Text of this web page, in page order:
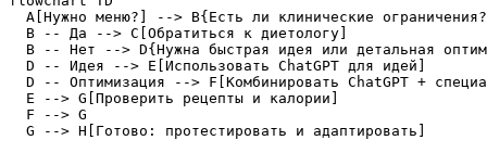
A[Нужно меню?] --> B{Есть ли клинические
  B -- Да --> C[Обратиться к диетологу]
B -- Нет --> D{Нужна быстрая идея или детальная
  D -- Идея --> E[Использовать ChatGPT для идей]
D -- Оптимизация --> F[Комбинировать ChatGPT +
  E --> G[Проверить рецепты и калории]
  F --> G
  G --> H[Готово: протестировать и адаптировать]